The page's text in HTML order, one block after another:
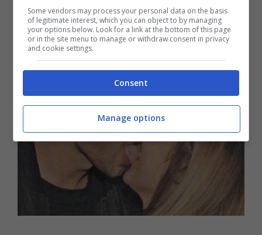
Some vendors may process your personal data on the basis
of legitimate interest, which you can object to by managing
your options below. Look for a link at the bottom of this page
or in the site menu to manage or withdraw consent in privacy
and cookie settings.
Consent
Manage options